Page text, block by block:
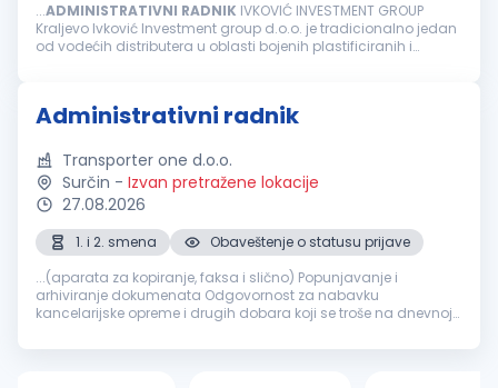
...ADMINISTRATIVNI RADNIK IVKOVIĆ INVESTMENT GROUP
Kraljevo Ivković Investment group d.o.o. je tradicionalno jedan
od vodećih distributera u oblasti bojenih plastificiranih i
Administrativni radnik
Transporter one d.o.o.
Surčin - Izvan pretražene lokacije
27.08.2026
1. i 2. smena
Obaveštenje o statusu prijave
...(aparata za kopiranje, faksa i slično) Popunjavanje i
arhiviranje dokumenata Odgovornost za nabavku
kancelarijske opreme i drugih dobara koji se troše na dnevnoj
radnik